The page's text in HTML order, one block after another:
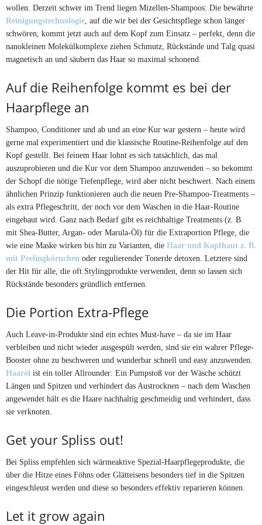
wollen. Derzeit schwer im Trend liegen Mizellen-Shampoos: Die bewährte
Reinigungstechnologie , auf die wir bei der Gesichtspflege schon länger
schwören, kommt jetzt auch auf dem Kopf zum Einsatz – perfekt, denn die
nanokleinen Molekülkomplexe ziehen Schmutz, Rückstände und Talg quasi
magnetisch an und säubern das Haar so maximal schonend.
Auf die Reihenfolge kommt es bei der
Haarpflege an
Shampoo, Conditioner und ab und an eine Kur war gestern – heute wird
gerne mal experimentiert und die klassische Routine-Reihenfolge auf den
Kopf gestellt. Bei feinem Haar lohnt es sich tatsächlich, das mal
auszuprobieren und die Kur vor dem Shampoo anzuwenden – so bekommt
der Schopf die nötige Tiefenpflege, wird aber nicht beschwert. Nach einem
ähnlichen Prinzip funktionieren auch die neuen Pre-Shampoo-Treatments –
als extra Pflegeschritt, der noch vor dem Waschen in die Haar-Routine
eingebaut wird. Ganz nach Bedarf gibt es reichhaltige Treatments (z. B.
mit Shea-Butter, Argan- oder Marula-Öl) für die Extraportion Pflege, die
wie eine Maske wirken bis hin zu Varianten, die Haar und Kopfhaut z. B.
mit Peelingkörnchen oder regulierender Tonerde detoxen. Letztere sind
der Hit für alle, die oft Stylingprodukte verwenden, denn so lassen sich
Rückstände besonders gründlich entfernen.
Die Portion Extra-Pflege
Auch Leave-in-Produkte sind ein echtes Must-have – da sie im Haar
verbleiben und nicht wieder ausgespült werden, sind sie ein wahrer Pflege-
Booster ohne zu beschweren und wunderbar schnell und easy anzuwenden.
Haaröl ist ein toller Allrounder: Ein Pumpstoß vor der Wäsche schützt
Längen und Spitzen und verhindert das Austrocknen – nach dem Waschen
angewendet hält es die Haare nachhaltig geschmeidig und verhindert, dass
sie verknoten.
Get your Spliss out!
Bei Spliss empfehlen sich wärmeaktive Spezial-Haarpflegeprodukte, die
über die Hitze eines Föhns oder Glätteisens besonders tief in die Spitzen
eingeschleust werden und diese so besonders effektiv reparieren können.
Let it grow again